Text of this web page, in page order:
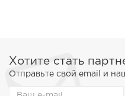
Хотите стать
Отправьте свой email и